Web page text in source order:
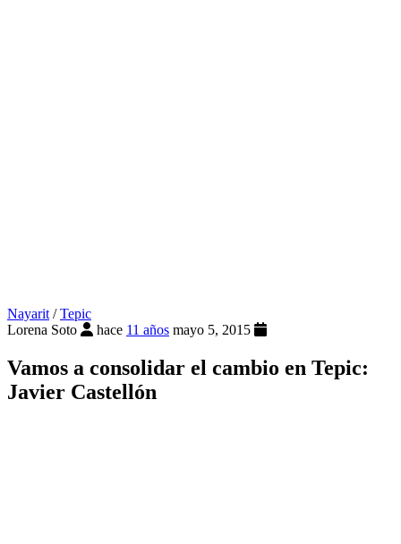
Nayarit/Tepic
Lorena Soto
hace 11 años mayo 5, 2015
Vamos a consolidar el cambio en Tepic:
Javier Castellón